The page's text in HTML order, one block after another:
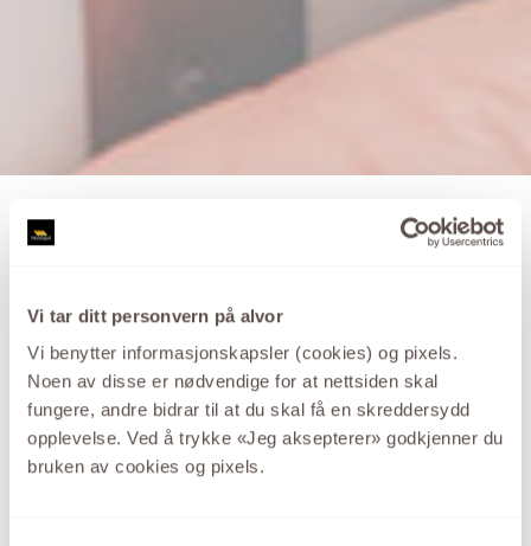
Vi tar ditt personvern på alvor
Vi benytter informasjonskapsler (cookies) og pixels.
Noen av disse er nødvendige for at nettsiden skal
fungere, andre bidrar til at du skal få en skreddersydd
opplevelse. Ved å trykke «Jeg aksepterer» godkjenner du
bruken av cookies og pixels.
MG DIAMONDS
Mestergull`s diamantkolleksjon er landets største og
byr på et bredt utvalg av diamantsmykker i spennende
og lekkert design i utsøkte materialer.